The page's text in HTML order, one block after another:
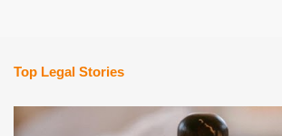
Top Legal Stories